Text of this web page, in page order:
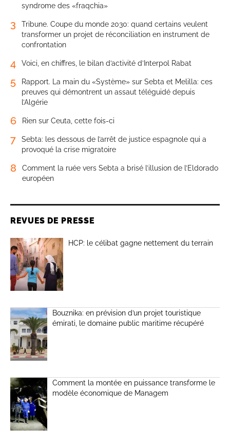
syndrome des «fraqchia»
3
Tribune. Coupe du monde 2030: quand certains veulent
transformer un projet de réconciliation en instrument de
confrontation
4 Voici, en chiffres, le bilan d’activité d’Interpol Rabat
5
Rapport. La main du «Système» sur Sebta et Melilla: ces
preuves qui démontrent un assaut téléguidé depuis
l’Algérie
6 Rien sur Ceuta, cette fois-ci
7
Sebta: les dessous de l’arrêt de justice espagnole qui a
provoqué la crise migratoire
8
Comment la ruée vers Sebta a brisé l’illusion de l’Eldorado
européen
REVUES DE PRESSE
HCP: le célibat gagne nettement du terrain
Bouznika: en prévision d’un projet touristique
émirati, le domaine public maritime récupéré
Comment la montée en puissance transforme le
modèle économique de Managem